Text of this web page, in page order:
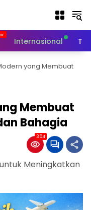
Internasional
yang Membuat
Membuat
Bahagia
354
Meningkatkan